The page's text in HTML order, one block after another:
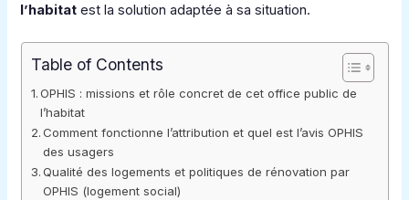
l’habitat est la solution adaptée à sa situation.
Table of Contents
OPHIS : missions et rôle concret de cet office public de
l’habitat
Comment fonctionne l’attribution et quel est l’avis OPHIS
des usagers
Qualité des logements et politiques de rénovation par
OPHIS (logement social)